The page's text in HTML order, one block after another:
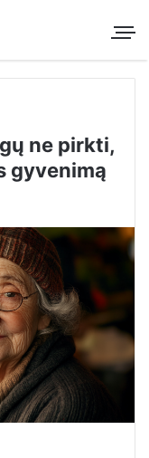
ne pirkti,
gyvenimą